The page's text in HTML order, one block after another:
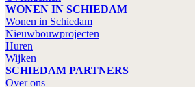
WONEN IN SCHIEDAM
Wonen in Schiedam
Nieuwbouwprojecten
Huren
Wijken
SCHIEDAM PARTNERS
Over ons